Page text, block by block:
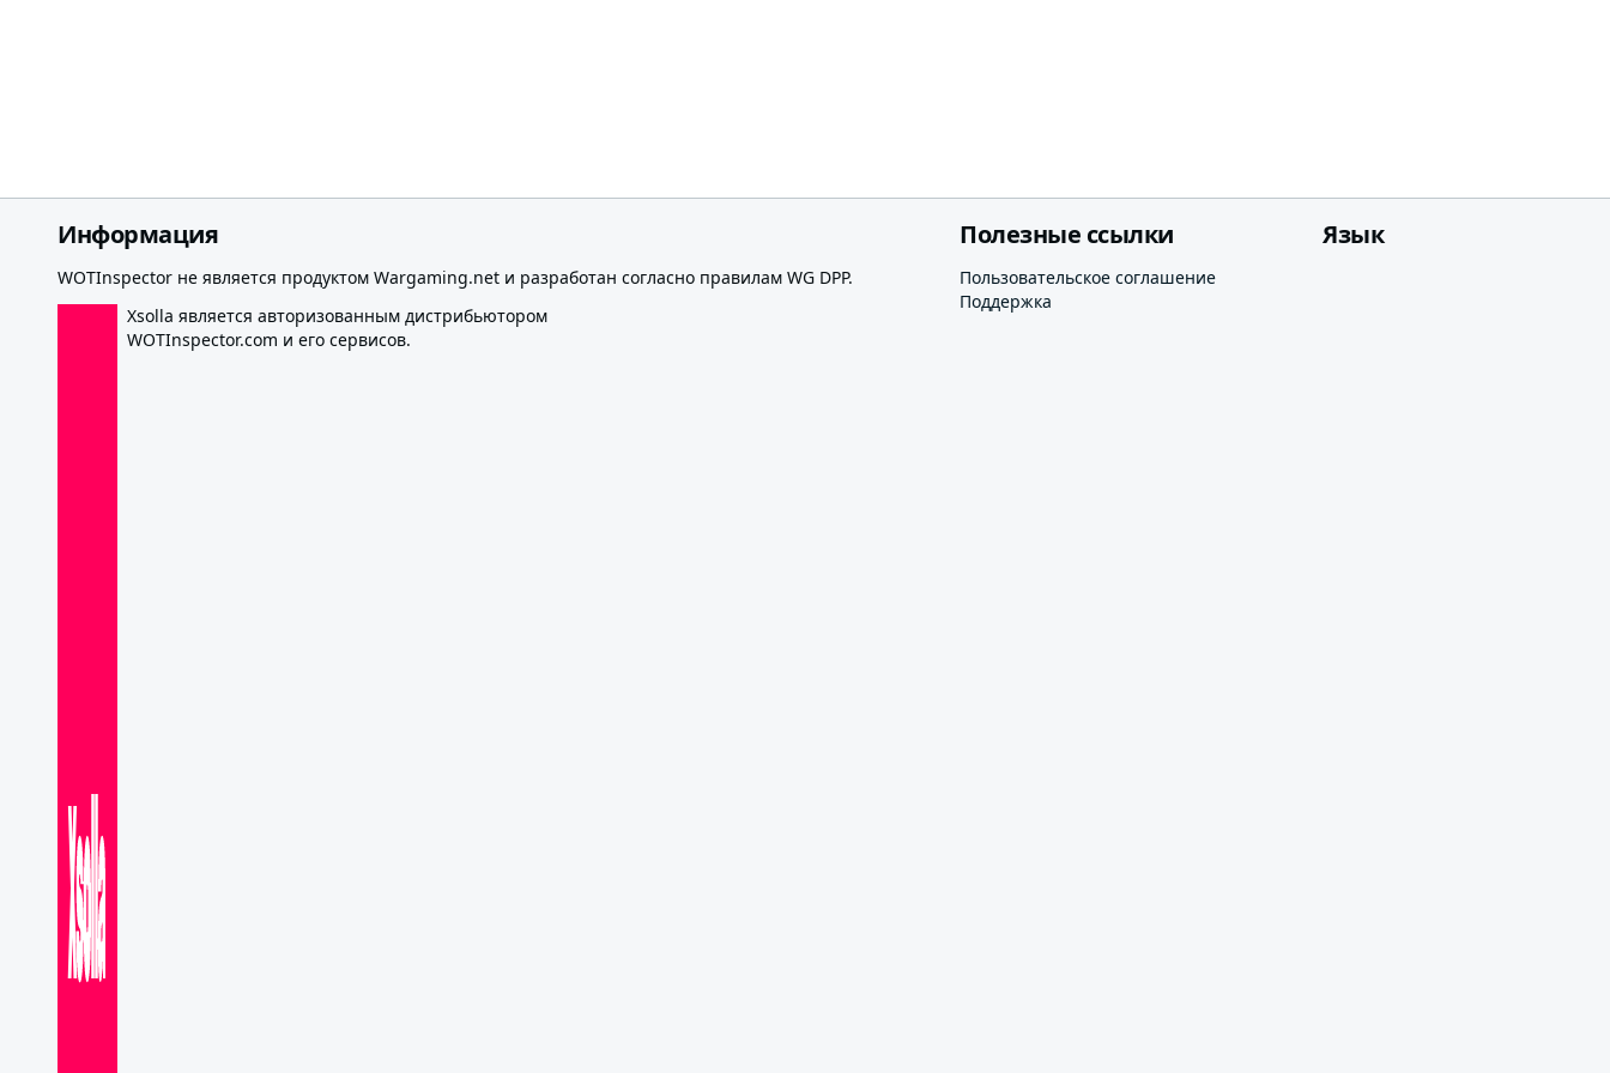
Информация
WOTInspector не является продуктом Wargaming.net и разработан согласно правилам WG DPP.
Xsolla является авторизованным дистрибьютором
WOTInspector.com и его сервисов.
Полезные ссылки
Пользовательское соглашение
Поддержка
Язык